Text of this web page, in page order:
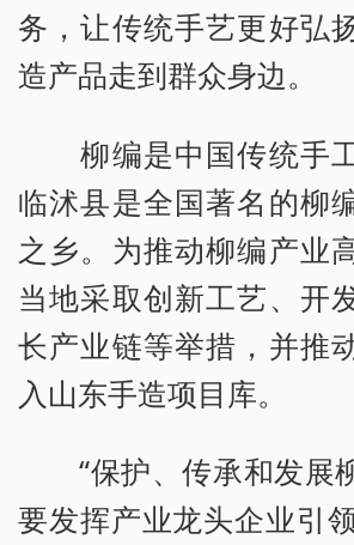
务，让传统手艺更好弘
造产品走到群众身边。
柳编是中国传统手工
临沭县是全国著名的柳
之乡。为推动柳编产业
当地采取创新工艺、开
长产业链等举措，并推
入山东手造项目库。
“保护、传承和发展
要发挥产业龙头企业引